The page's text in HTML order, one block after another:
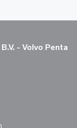
- Volvo Penta